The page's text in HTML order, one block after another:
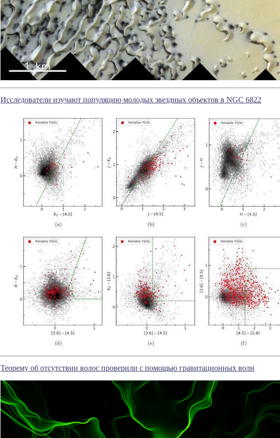
Исследователи изучают популяцию молодых звездных объектов в NGC 6822
Теорему об отсутствии волос проверили с помощью гравитационных волн